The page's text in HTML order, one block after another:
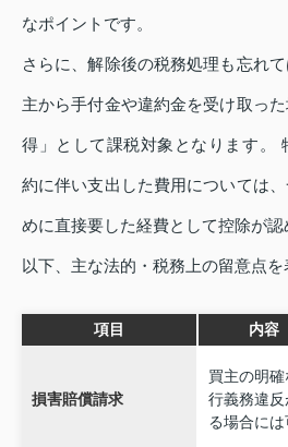
なポイントです。
さらに、解除後の税務処理も忘れ
主から手付金や違約金を受け取っ
得」として課税対象となります。
約に伴い支出した費用については
めに直接要した経費として控除が認
以下、主な法的・税務上の留意点を
項目 内容
損害賠償請求
買主の明確
行義務違反
る場合に